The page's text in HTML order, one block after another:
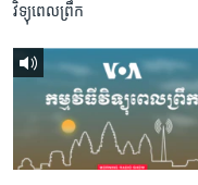
វិទ្យុពេលព្រឹក